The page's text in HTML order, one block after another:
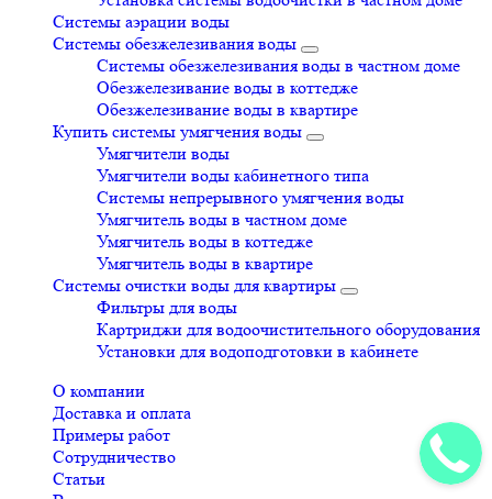
Системы аэрации воды
Системы обезжелезивания воды
Системы обезжелезивания воды в частном доме
Обезжелезивание воды в коттедже
Обезжелезивание воды в квартире
Купить системы умягчения воды
Умягчители воды
Умягчители воды кабинетного типа
Системы непрерывного умягчения воды
Умягчитель воды в частном доме
Умягчитель воды в коттедже
Умягчитель воды в квартире
Системы очистки воды для квартиры
Фильтры для воды
Картриджи для водоочистительного оборудования
Установки для водоподготовки в кабинете
О компании
Доставка и оплата
Примеры работ
Сотрудничество
Статьи